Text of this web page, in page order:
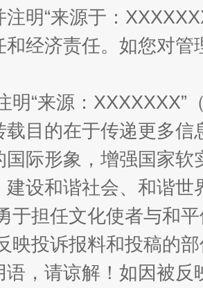
上好声名
雪山、麦地、白藏房 除
注明“来源于：
和经济责任。如您对
明“来源：
载目的在于传递更多
国际形象，增强国家
建设和谐社会、和谐
于担任文化使者与和
映投诉报料和投稿的
语，请谅解！如因被